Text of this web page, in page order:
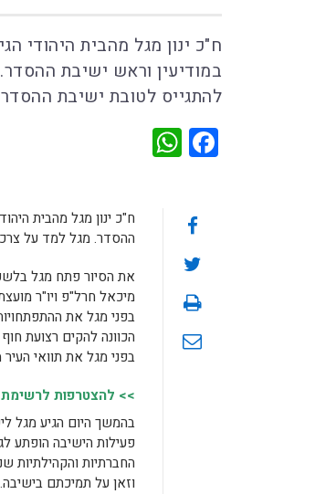
ח"כ ינון מגל מהבית היהודי
במודיעין וראש ישיבת
להתגייס לטובת ישיבת
Facebook
ח"כ ינון מגל מהבית
ההסדר. מגל למד על
את הסיור פתח מגל
מיכאל חרל"פ ויו"ר
הכוונה להקים רצועת
בפני מגל את תוואי העיר
>> להצטרפות לרשימת
בהמשך היום הגיע מגל
פעילות הישיבה הופתע
החברתיות והקהילתיות
וזאן על תמיכתם בישיבה.